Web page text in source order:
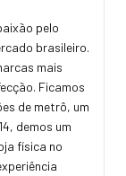
pelo
brasileiro.
mais
Ficamos
de metrô, um
demos um
física no